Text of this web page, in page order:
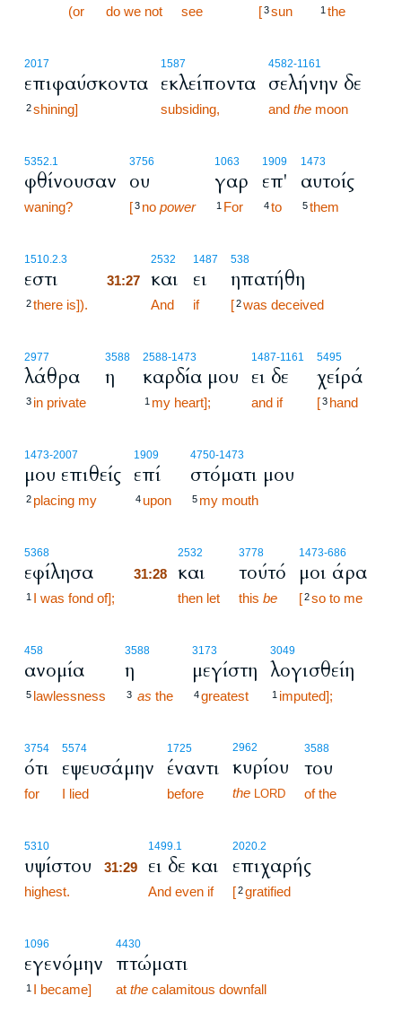
(or do we not see [3sun 1 the
2017
επιφαύσκοντα
2shining]
1587
εκλείποντα
subsiding,
4582-1161
σελήνην δε
and the moon
5352.1
φθίνουσαν
waning?
3756
ου
[3 no power
1063
γαρ
1 For
1909
επ'
4to
1473
αυτοίς
5them
1510.2.3
εστι
2there is]).
2532
31:27 και
And
1487
ει
if
538
ηπατήθη
[2was deceived
2977
λάθρα
3 in private
3588
η
2588-1473
καρδία μου
1 my heart];
1487-1161
ει δε
and if
5495
χείρά
[3 hand
1473-2007
μου επιθείς
2 placing my
1909
επί
4 upon
4750-1473
στόματι μου
5 my mouth
5368
εφίλησα
1 I was fond of];
2532
31:28 και
then let
3778
τούτό
this be
1473-686
μοι άρα
[2so to me
458
ανομία
5 lawlessness
3588
η
3 as the
3173
μεγίστη
4greatest
3049
λογισθείη
1 imputed];
3754
ότι
for
5574
εψευσάμην
I lied
1725
έναντι
before
2962
κυρίου
the LORD
3588
του
of the
5310
υψίστου
highest.
1499.1
31:29 ει δε και
And even if
2020.2
επιχαρής
[2gratified
1096
εγενόμην
1 I became]
4430
πτώματι
at the calamitous downfall